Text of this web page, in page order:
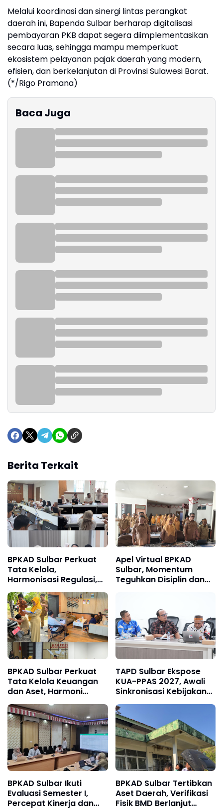
Melalui koordinasi dan sinergi lintas perangkat
daerah ini, Bapenda Sulbar berharap digitalisasi
pembayaran PKB dapat segera diimplementasikan
secara luas, sehingga mampu memperkuat
ekosistem pelayanan pajak daerah yang modern,
efisien, dan berkelanjutan di Provinsi Sulawesi Barat.
(*/Rigo Pramana)
Baca Juga
Berita Terkait
BPKAD Sulbar Perkuat
Tata Kelola,
Harmonisasi Regulasi,
Jamsostek Award, dan
Penyelesaian Temuan
BPK
Apel Virtual BPKAD
Sulbar, Momentum
Teguhkan Disiplin dan
BPKAD Sulbar Perkuat
Tata Kelola Keuangan
dan Aset, Harmoni
Perencanaan Menuju
APBD 2027
TAPD Sulbar Ekspose
KUA-PPAS 2027, Awali
Sinkronisasi Kebijakan
Anggaran Bersama
DPRD
BPKAD Sulbar Ikuti
Evaluasi Semester I,
Percepat Kinerja dan
BPKAD Sulbar Tertibkan
Aset Daerah, Verifikasi
Fisik BMD Berlanjut